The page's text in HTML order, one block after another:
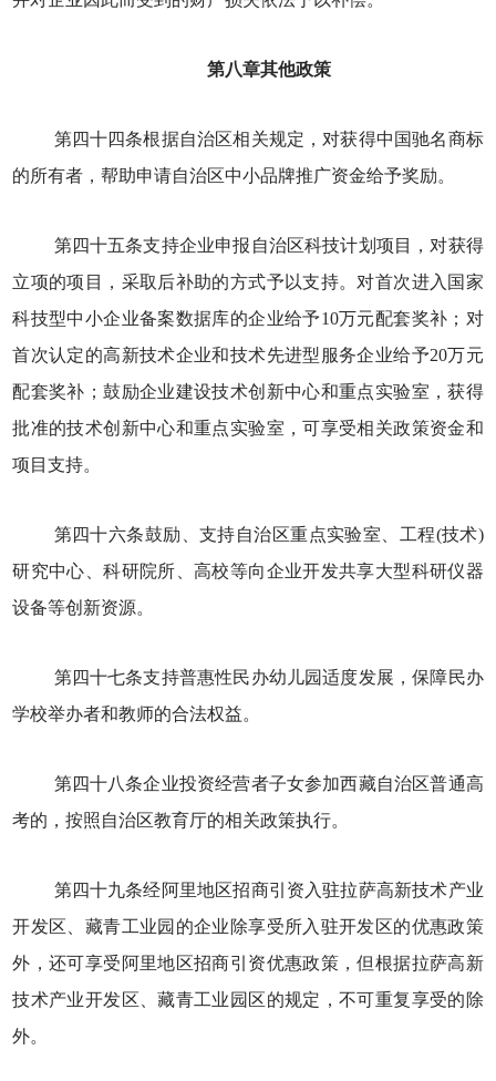
第八章其他政策
第四十四条根据自治区相关规定，对获得中国驰名商标
的所有者，帮助申请自治区中小品牌推广资金给予奖励。
第四十五条支持企业申报自治区科技计划项目，对获得
立项的项目，采取后补助的方式予以支持。对首次进入国家
科技型中小企业备案数据库的企业给予10万元配套奖补；对
首次认定的高新技术企业和技术先进型服务企业给予20万元
配套奖补；鼓励企业建设技术创新中心和重点实验室，获得
批准的技术创新中心和重点实验室，可享受相关政策资金和
项目支持。
第四十六条鼓励、支持自治区重点实验室、工程(技术)
研究中心、科研院所、高校等向企业开发共享大型科研仪器
设备等创新资源。
第四十七条支持普惠性民办幼儿园适度发展，保障民办
学校举办者和教师的合法权益。
第四十八条企业投资经营者子女参加西藏自治区普通高
考的，按照自治区教育厅的相关政策执行。
第四十九条经阿里地区招商引资入驻拉萨高新技术产业
开发区、藏青工业园的企业除享受所入驻开发区的优惠政策
外，还可享受阿里地区招商引资优惠政策，但根据拉萨高新
技术产业开发区、藏青工业园区的规定，不可重复享受的除
外。